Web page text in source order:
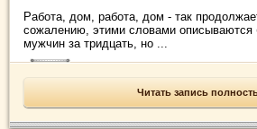
Работа, дом, работа, дом - так
сожалению, этими словами описываются
мужчин за тридцать, но ...
Читать запись